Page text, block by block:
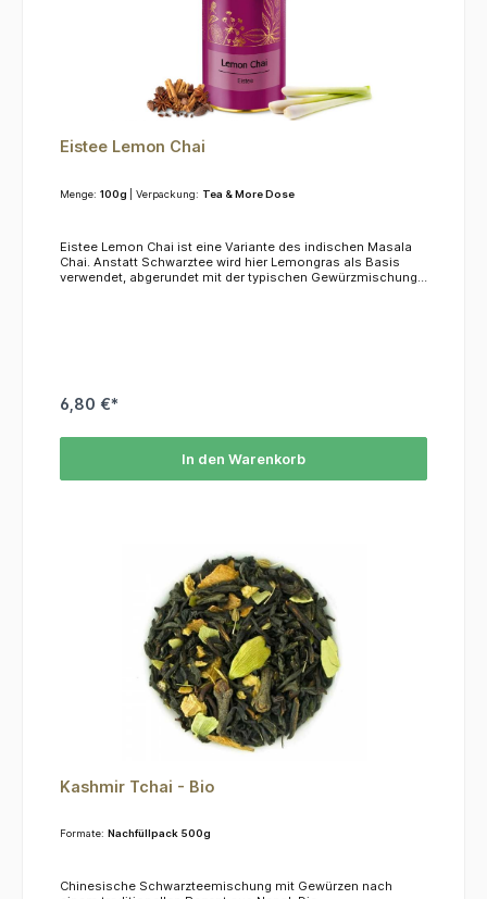
Eistee Lemon Chai
Menge: 100g | Verpackung: Tea & More Dose
Eistee Lemon Chai ist eine Variante des indischen Masala
Chai. Anstatt Schwarztee wird hier Lemongras als Basis
verwendet, abgerundet mit der typischen Gewürzmischung
6,80 €*
In den Warenkorb
Kashmir Tchai - Bio
Formate: Nachfüllpack 500g
Chinesische Schwarzteemischung mit Gewürzen nach